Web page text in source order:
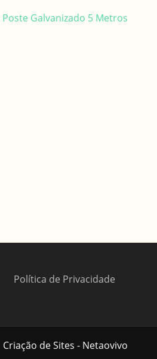
Poste Galvanizado 5 Metros
Política de Privacidade
Criação de Sites - Netaovivo